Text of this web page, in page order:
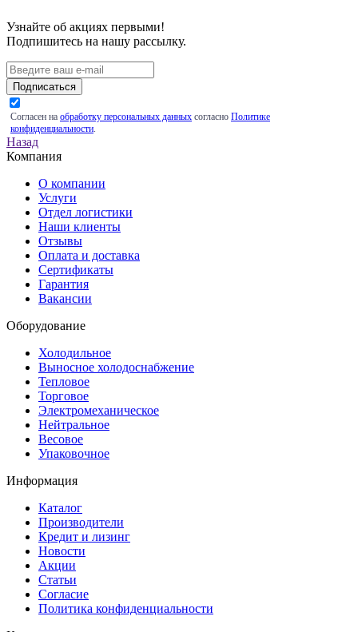
Узнайте об акциях первыми!
Подпишитесь на нашу рассылку.
Подписаться
Согласен на обработку персональных данных согласно Политике
конфиденциальности.
Назад
Компания
О компании
Услуги
Отдел логистики
Наши клиенты
Отзывы
Оплата и доставка
Сертификаты
Гарантия
Вакансии
Оборудование
Холодильное
Выносное холодоснабжение
Тепловое
Торговое
Электромеханическое
Нейтральное
Весовое
Упаковочное
Информация
Каталог
Производители
Кредит и лизинг
Новости
Акции
Статьи
Согласие
Политика конфиденциальности